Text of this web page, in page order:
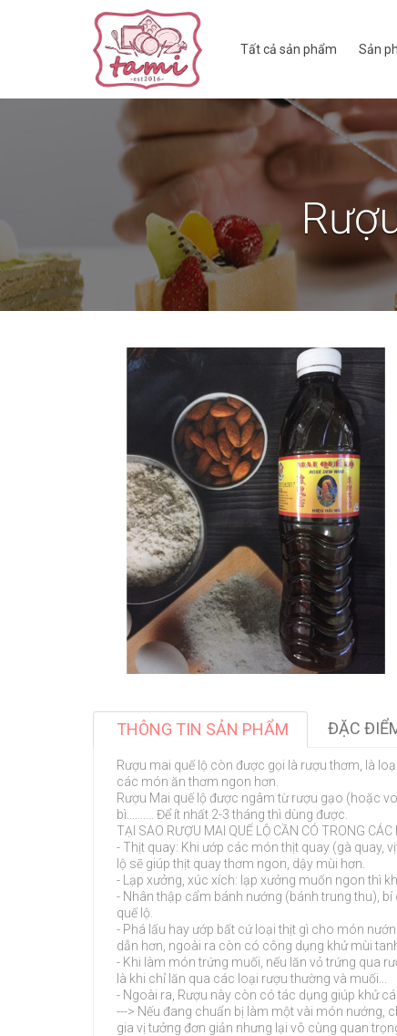
Tất cả sản phẩm Sản
THÔNG TIN SẢN PHẨM ĐẶC
Rượu mai quế lộ còn được gọi là rượu thơm, là
các món ăn thơm ngon hơn.
Rượu Mai quế lộ được ngâm từ rượu gạo (hoặc
bì.......... Để ít nhất 2-3 tháng thì dùng được.
TẠI SAO RƯỢU MAI QUẾ LỘ CẦN CÓ TRONG
- Thịt quay: Khi ướp các món thịt quay (gà quay,
lộ sẽ giúp thịt quay thơm ngon, dậy mùi hơn.
- Lạp xưởng, xúc xích: lạp xưởng muốn ngon thì
- Nhân thập cẩm bánh nướng (bánh trung thu),
quế lộ.
- Phá lấu hay ướp bất cứ loại thịt gì cho món
dẫn hơn, ngoài ra còn có công dụng khử mùi
- Khi làm món trứng muối, nếu lăn vỏ trứng qua
là khi chỉ lăn qua các loại rượu thường và muối...
- Ngoài ra, Rượu này còn có tác dụng giúp khử
---> Nếu đang chuẩn bị làm một vài món nướng,
gia vị tưởng đơn giản nhưng lại vô cùng quan